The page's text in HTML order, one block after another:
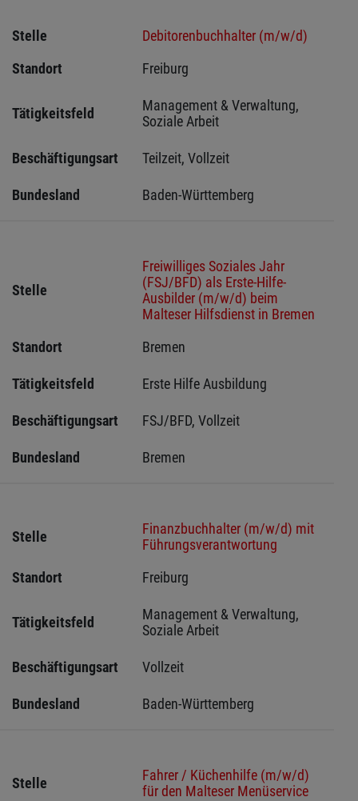
Stelle
Debitorenbuchhalter (m/w/d)
Standort
Freiburg
Tätigkeitsfeld
Management & Verwaltung,
Soziale Arbeit
Beschäftigungsart Teilzeit, Vollzeit
Bundesland Baden-Württemberg
Stelle
Freiwilliges Soziales Jahr
(FSJ/BFD) als Erste-Hilfe-
Ausbilder (m/w/d) beim
Malteser Hilfsdienst in Bremen
Standort
Bremen
Tätigkeitsfeld Erste Hilfe Ausbildung
Beschäftigungsart FSJ/BFD, Vollzeit
Bundesland Bremen
Stelle
Finanzbuchhalter (m/w/d) mit
Führungsverantwortung
Standort
Freiburg
Tätigkeitsfeld
Management & Verwaltung,
Soziale Arbeit
Beschäftigungsart Vollzeit
Bundesland Baden-Württemberg
Stelle
Fahrer / Küchenhilfe (m/w/d)
für den Malteser Menüservice